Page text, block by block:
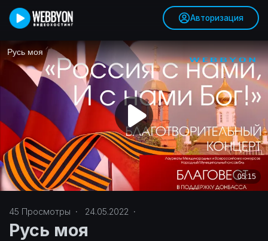
Авторизация
45 Просмотры · 24.05.2022 ·
Русь моя